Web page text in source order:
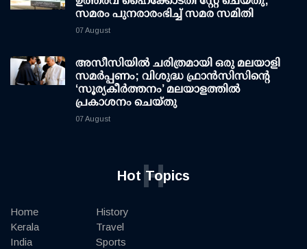
സമരം പുനരാരംഭിച്ച് സമര സമിതി
07 August
അസീസിയിൽ ചരിത്രമായി ഒരു മലയാളി
സമർപ്പണം; വിശുദ്ധ ഫ്രാൻസിസിന്റെ
‘സൂര്യകീർത്തനം’ മലയാളത്തിൽ
പ്രകാശനം ചെയ്തു
07 August
Hot Topics
H
Home
Kerala
India
History
Travel
Sports